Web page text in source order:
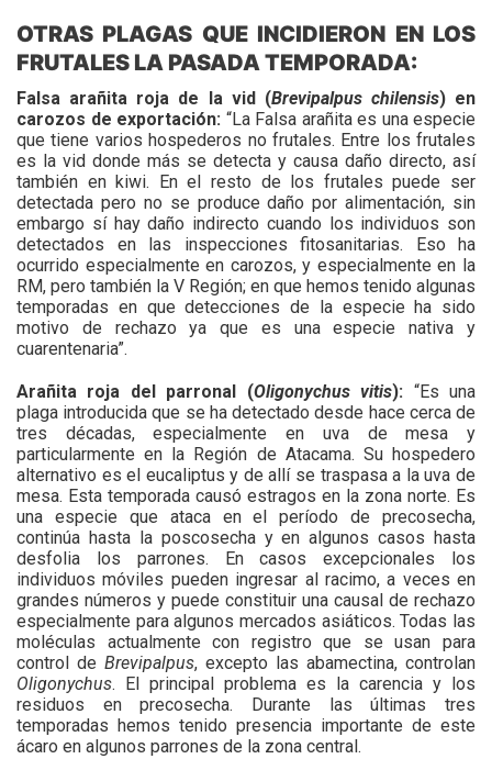
OTRAS PLAGAS QUE INCIDIERON EN LOS
FRUTALES LA PASADA TEMPORADA:
Falsa arañita roja de la vid (Brevipalpus chilensis) en
carozos de exportación: “La Falsa arañita es una especie
que tiene varios hospederos no frutales. Entre los frutales
es la vid donde más se detecta y causa daño directo, así
también en kiwi. En el resto de los frutales puede ser
detectada pero no se produce daño por alimentación, sin
embargo sí hay daño indirecto cuando los individuos son
detectados en las inspecciones fitosanitarias. Eso ha
ocurrido especialmente en carozos, y especialmente en la
RM, pero también la V Región; en que hemos tenido algunas
temporadas en que detecciones de la especie ha sido
motivo de rechazo ya que es una especie nativa y
cuarentenaria”.
Arañita roja del parronal (Oligonychus vitis): “Es una
plaga introducida que se ha detectado desde hace cerca de
tres décadas, especialmente en uva de mesa y
particularmente en la Región de Atacama. Su hospedero
alternativo es el eucaliptus y de allí se traspasa a la uva de
mesa. Esta temporada causó estragos en la zona norte. Es
una especie que ataca en el período de precosecha,
continúa hasta la poscosecha y en algunos casos hasta
desfolia los parrones. En casos excepcionales los
individuos móviles pueden ingresar al racimo, a veces en
grandes números y puede constituir una causal de rechazo
especialmente para algunos mercados asiáticos. Todas las
moléculas actualmente con registro que se usan para
control de Brevipalpus, excepto las abamectina, controlan
Oligonychus. El principal problema es la carencia y los
residuos en precosecha. Durante las últimas tres
temporadas hemos tenido presencia importante de este
ácaro en algunos parrones de la zona central.